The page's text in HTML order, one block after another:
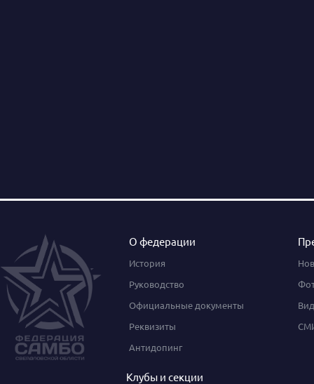
О федерации
История
Руководство
Официальные документы
Реквизиты
Антидопинг
Клубы и секции